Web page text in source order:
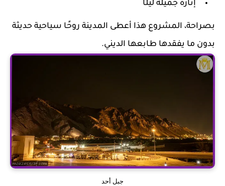
إنارة جميلة ليلًا
بصراحة، المشروع هذا أعطى المدينة روحًا سياحية حديثة
بدون ما يفقدها طابعها الديني.
جبل أحد